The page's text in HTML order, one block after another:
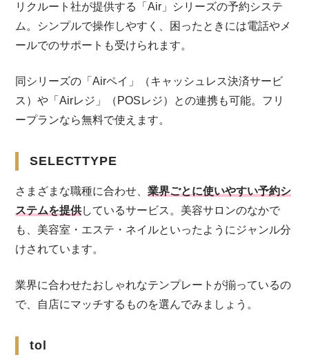
リクルート社が提供する「Air」シリーズの予約システ
ム。シンプルで操作しやすく、困ったときには電話やメ
ールでのサポートも受けられます。
同シリーズの「Airペイ」（キャッシュレス決済サービ
ス）や「Airレジ」（POSレジ）との連携も可能。フリ
ープランなら無料で使えます。
SELECTTYPE
さまざまな職種に合わせ、業界ごとに使いやすい予約シ
ステムを提供しているサービス。美容サロンのなかで
も、美容室・エステ・ネイルといったようにジャンル分
けされています。
業界に合わせたおしゃれなテンプレートが揃っているの
で、自店にマッチするものを選んでみましょう。
tol